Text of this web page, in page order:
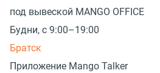
под вывеской MANGO OFFICE
Будни, с 9:00–19:00
Братск
Приложение Mango Talker